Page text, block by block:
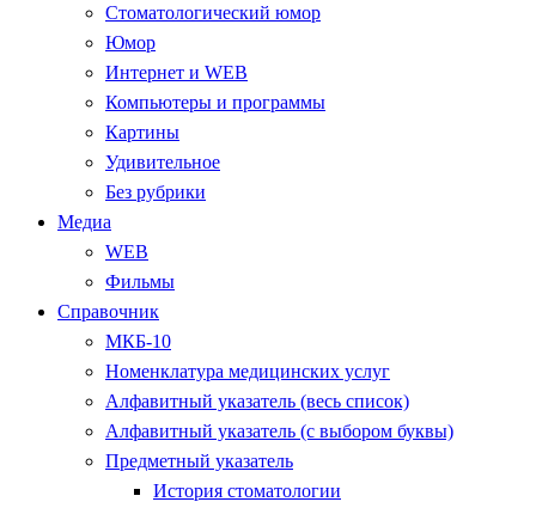
Стоматологический юмор
Юмор
Интернет и WEB
Компьютеры и программы
Картины
Удивительное
Без рубрики
Медиа
WEB
Фильмы
Справочник
МКБ-10
Номенклатура медицинских услуг
Алфавитный указатель (весь список)
Алфавитный указатель (с выбором буквы)
Предметный указатель
История стоматологии